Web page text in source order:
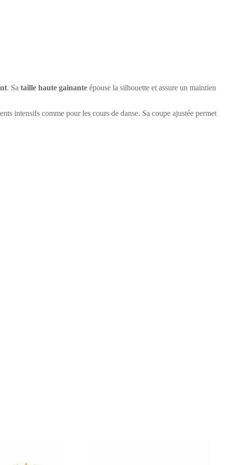
. Sa taille haute gainante épouse la silhouette et assure un maintien
intensifs comme pour les cours de danse. Sa coupe ajustée permet